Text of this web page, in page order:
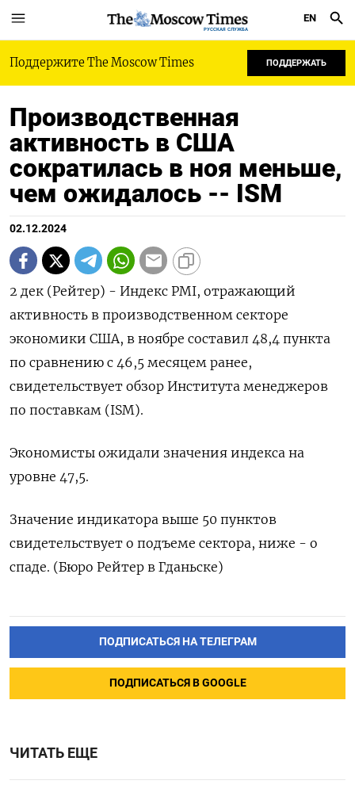
РУССКАЯ СЛУЖБА
EN
Поддержите The Moscow Times ПОДДЕРЖАТЬ
Производственная
активность в США
сократилась в ноя меньше,
чем ожидалось -- ISM
02.12.2024
2 дек (Рейтер) - Индекс PMI, отражающий
активность в производственном секторе
экономики США, в ноябре составил 48,4 пункта
по сравнению с 46,5 месяцем ранее,
свидетельствует обзор Института менеджеров
по поставкам (ISM).
Экономисты ожидали значения индекса на
уровне 47,5.
Значение индикатора выше 50 пунктов
свидетельствует о подъеме сектора, ниже - о
спаде. (Бюро Рейтер в Гданьске)
ПОДПИСАТЬСЯ НА ТЕЛЕГРАМ
ПОДПИСАТЬСЯ В GOOGLE
ЧИТАТЬ ЕЩЕ